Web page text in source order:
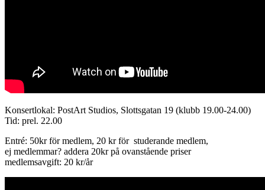
Konsertlokal: PostArt Studios, Slottsgatan 19 (klubb 19.00-24.00)
Tid: prel. 22.00
Entré: 50kr för medlem, 20 kr för studerande medlem,
ej medlemmar? addera 20kr på ovanstående priser
medlemsavgift: 20 kr/år